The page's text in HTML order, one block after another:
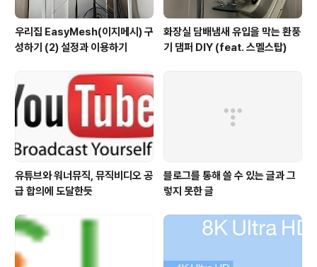
우리집 EasyMesh(이지메시) 구
성하기 (2) 설정과 이용하기
화장실 담배냄새 유입을 막는 환풍
기 댐퍼 DIY (feat. 스멜스탑)
유튜브와 워너뮤직, 뮤직비디오 공
급 합의에 도달한듯
블로그를 통해 쓸 수 있는 글과 그
렇지 못한 글